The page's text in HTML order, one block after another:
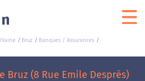
Bruz
Banques / Assurances
Bruz (8 Rue Emile Després)